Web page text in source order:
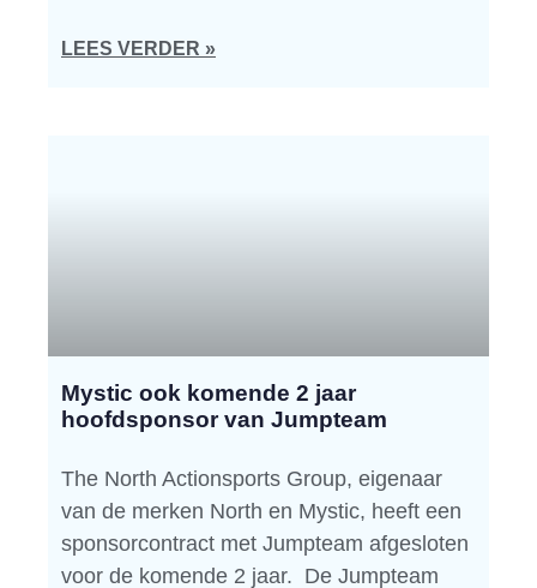
LEES VERDER »
Mystic ook komende 2 jaar
hoofdsponsor van Jumpteam
The North Actionsports Group, eigenaar
van de merken North en Mystic, heeft een
sponsorcontract met Jumpteam afgesloten
voor de komende 2 jaar. De Jumpteam